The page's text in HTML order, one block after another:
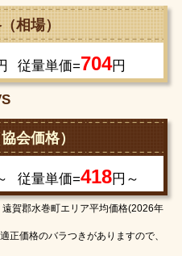
相場）
従量単価=704円
会価格）
従量単価=418円～
賀郡水巻町エリア平均価格(2026年
価格のバラつきがありますので、